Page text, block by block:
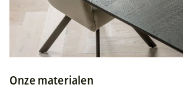
Onze materialen